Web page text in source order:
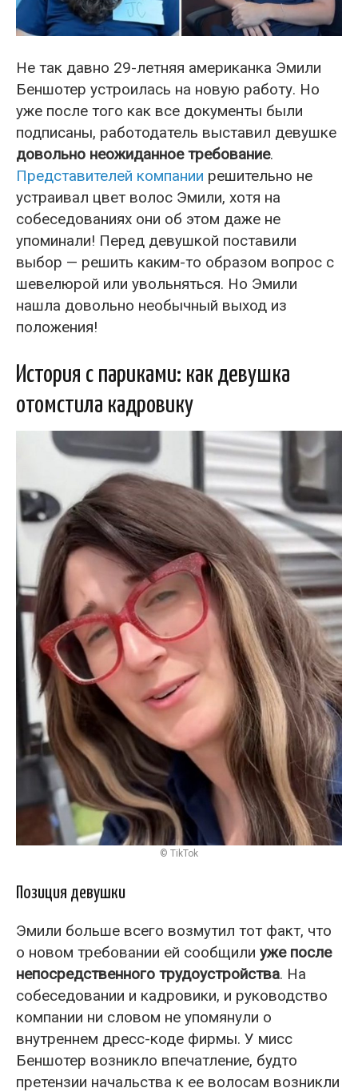
Не так давно 29-летняя американка Эмили
Беншотер устроилась на новую работу. Но
уже после того как все документы были
подписаны, работодатель выставил девушке
довольно неожиданное требование.
Представителей компании решительно не
устраивал цвет волос Эмили, хотя на
собеседованиях они об этом даже не
упоминали! Перед девушкой поставили
выбор — решить каким-то образом вопрос с
шевелюрой или увольняться. Но Эмили
нашла довольно необычный выход из
положения!
История с париками: как девушка
отомстила кадровику
© TikTok
Позиция девушки
Эмили больше всего возмутил тот факт, что
о новом требовании ей сообщили уже после
непосредственного трудоустройства. На
собеседовании и кадровики, и руководство
компании ни словом не упомянули о
внутреннем дресс-коде фирмы. У мисс
Беншотер возникло впечатление, будто
претензии начальства к ее волосам возникли